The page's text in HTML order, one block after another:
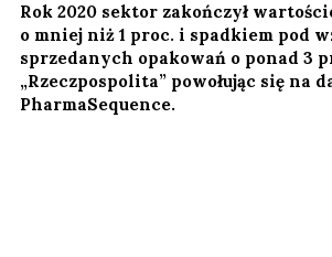
Rok 2020 sektor zakończył
o mniej niż 1 proc. i spadkiem pod
sprzedanych opakowań o ponad 3
„Rzeczpospolita” powołując się na
PharmaSequence.